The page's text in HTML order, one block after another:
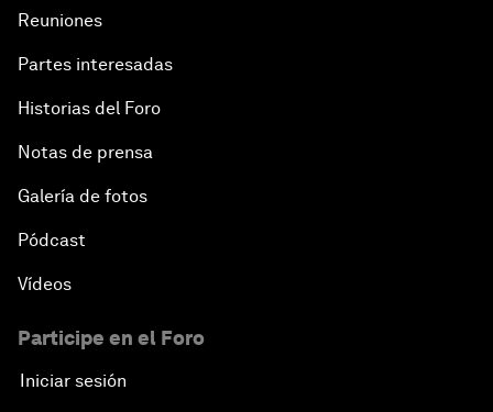
Reuniones
Partes interesadas
Historias del Foro
Notas de prensa
Galería de fotos
Pódcast
Vídeos
Participe en el Foro
Iniciar sesión